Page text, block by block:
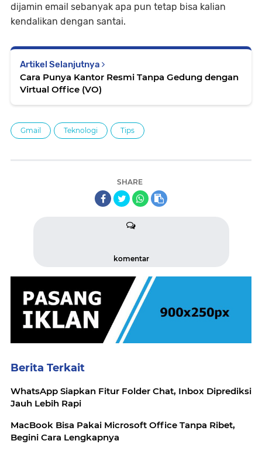
dijamin email sebanyak apa pun tetap bisa kalian
kendalikan dengan santai.
Artikel Selanjutnya
Cara Punya Kantor Resmi Tanpa Gedung dengan
Virtual Office (VO)
Gmail Teknologi Tips
SHARE
komentar
Berita Terkait
WhatsApp Siapkan Fitur Folder Chat, Inbox Diprediksi
Jauh Lebih Rapi
MacBook Bisa Pakai Microsoft Office Tanpa Ribet,
Begini Cara Lengkapnya